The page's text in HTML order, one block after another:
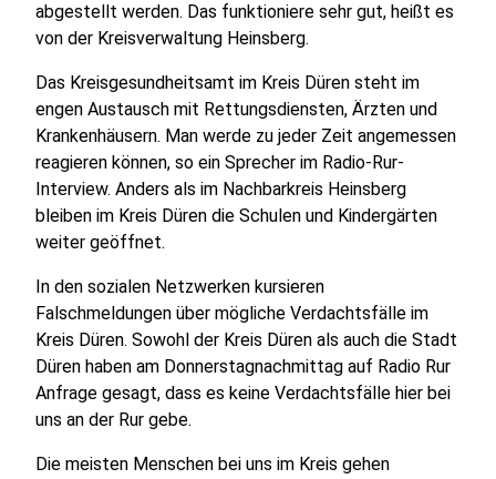
abgestellt werden. Das funktioniere sehr gut, heißt es
von der Kreisverwaltung Heinsberg.
Das Kreisgesundheitsamt im Kreis Düren steht im
engen Austausch mit Rettungsdiensten, Ärzten und
Krankenhäusern. Man werde zu jeder Zeit angemessen
reagieren können, so ein Sprecher im Radio-Rur-
Interview. Anders als im Nachbarkreis Heinsberg
bleiben im Kreis Düren die Schulen und Kindergärten
weiter geöffnet.
In den sozialen Netzwerken kursieren
Falschmeldungen über mögliche Verdachtsfälle im
Kreis Düren. Sowohl der Kreis Düren als auch die Stadt
Düren haben am Donnerstagnachmittag auf Radio Rur
Anfrage gesagt, dass es keine Verdachtsfälle hier bei
uns an der Rur gebe.
Die meisten Menschen bei uns im Kreis gehen